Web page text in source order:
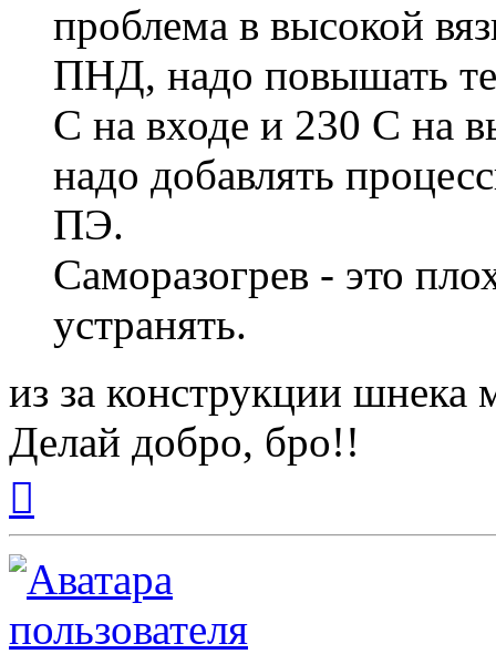
проблема в высокой
ПНД, надо повышать
С на входе и 230 С на
надо добавлять
ПЭ.
Саморазогрев - это
устранять.
из за конструкции шнека
Делай добро, бро!!
началу